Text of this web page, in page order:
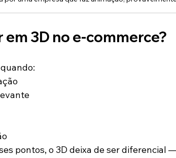
3D no e-commerce?
pontos, o 3D deixa de ser diferencial